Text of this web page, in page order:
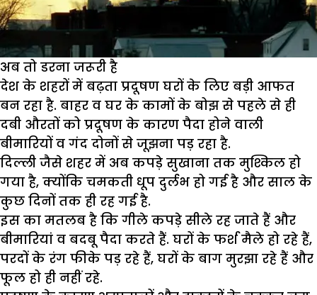
अब तो डरना जरूरी है
देश के शहरों में बढ़ता प्रदूषण घरों के लिए बड़ी आफत
बन रहा है. बाहर व घर के कामों के बोझ से पहले से ही
दबी औरतों को प्रदूषण के कारण पैदा होने वाली
बीमारियों व गंद दोनों से जूझना पड़ रहा है.
दिल्ली जैसे शहर में अब कपड़े सुखाना तक मुश्किल हो
गया है, क्योंकि चमकती धूप दुर्लभ हो गई है और साल के
कुछ दिनों तक ही रह गई है.
इस का मतलब है कि गीले कपड़े सीले रह जाते हैं और
बीमारियां व बदबू पैदा करते हैं. घरों के फर्श मैले हो रहे हैं,
परदों के रंग फीके पड़ रहे हैं, घरों के बाग मुरझा रहे हैं और
फूल हो ही नहीं रहे.